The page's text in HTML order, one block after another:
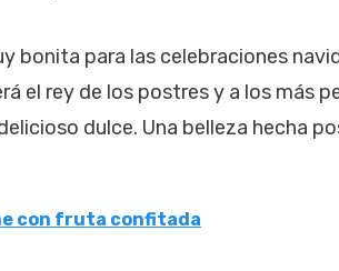
bonita para las celebraciones
el rey de los postres y a los más
dulce. Una belleza hecha
con fruta confitada